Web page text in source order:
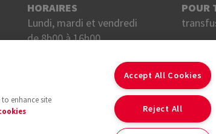
HORAIRES
Lundi, mardi et vendredi
de 8h00 à 16h00.
POUR
enhance site
Accept All Cookies
Reject All